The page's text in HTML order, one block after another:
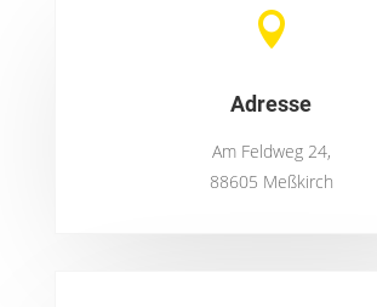

Adresse
Am Feldweg 24,
88605 Meßkirch